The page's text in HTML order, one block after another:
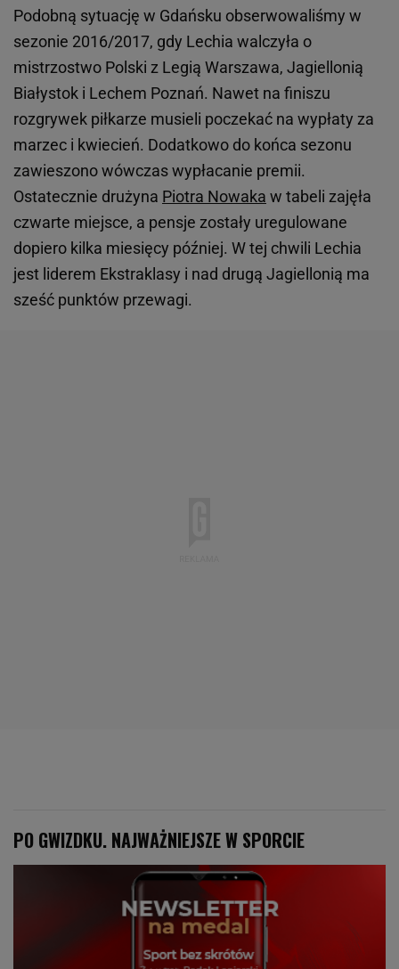
Podobną sytuację w Gdańsku obserwowaliśmy w
sezonie 2016/2017, gdy Lechia walczyła o
mistrzostwo Polski z Legią Warszawa, Jagiellonią
Białystok i Lechem Poznań. Nawet na finiszu
rozgrywek piłkarze musieli poczekać na wypłaty za
marzec i kwiecień. Dodatkowo do końca sezonu
zawieszono wówczas wypłacanie premii.
Ostatecznie drużyna Piotra Nowaka w tabeli zajęła
czwarte miejsce, a pensje zostały uregulowane
dopiero kilka miesięcy później. W tej chwili Lechia
jest liderem Ekstraklasy i nad drugą Jagiellonią ma
sześć punktów przewagi.